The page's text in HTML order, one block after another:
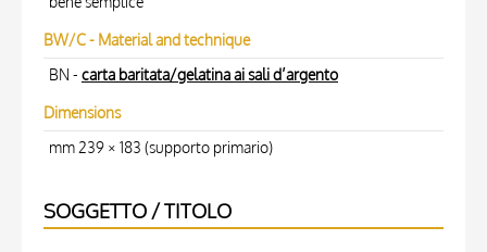
BW/C - Material and technique
BN - carta baritata/gelatina ai sali d’argento
Dimensions
mm 239 × 183 (supporto primario)
SOGGETTO / TITOLO